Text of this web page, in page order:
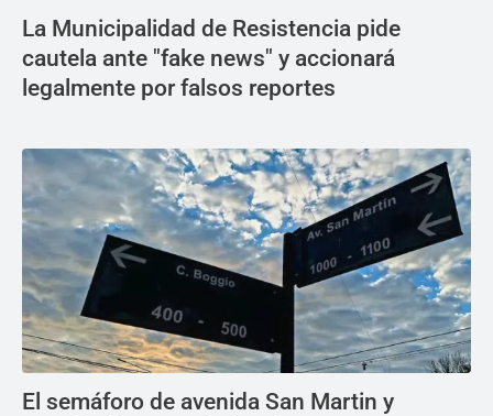
La Municipalidad de Resistencia pide
cautela ante "fake news" y accionará
legalmente por falsos reportes
El semáforo de avenida San Martin y